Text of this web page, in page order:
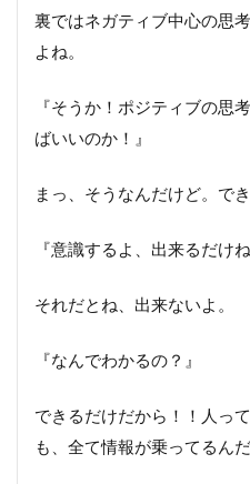
裏ではネガティブ中心の思
よね。
『そうか！ポジティブの思
ばいいのか！』
まっ、そうなんだけど。で
『意識するよ、出来るだけね
それだとね、出来ないよ。
『なんでわかるの？』
できるだけだから！！人っ
も、全て情報が乗ってるんだ